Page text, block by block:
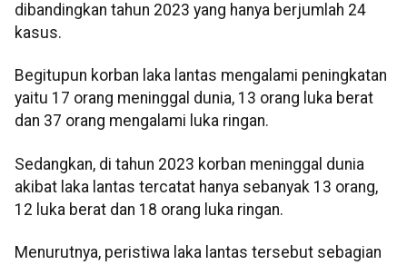
dibandingkan tahun 2023 yang hanya berjumlah 24
kasus.
Begitupun korban laka lantas mengalami peningkatan
yaitu 17 orang meninggal dunia, 13 orang luka berat
dan 37 orang mengalami luka ringan.
Sedangkan, di tahun 2023 korban meninggal dunia
akibat laka lantas tercatat hanya sebanyak 13 orang,
12 luka berat dan 18 orang luka ringan.
Menurutnya, peristiwa laka lantas tersebut sebagian